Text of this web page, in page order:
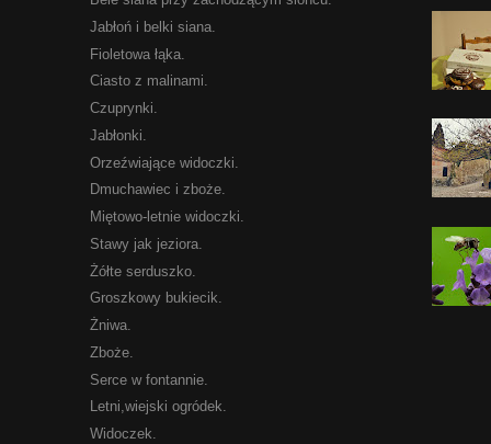
Jabłoń i belki siana.
Fioletowa łąka.
Ciasto z malinami.
Czuprynki.
Jabłonki.
Orzeźwiające widoczki.
Dmuchawiec i zboże.
Miętowo-letnie widoczki.
Stawy jak jeziora.
Żółte serduszko.
Groszkowy bukiecik.
Żniwa.
Zboże.
Serce w fontannie.
Letni,wiejski ogródek.
Widoczek.